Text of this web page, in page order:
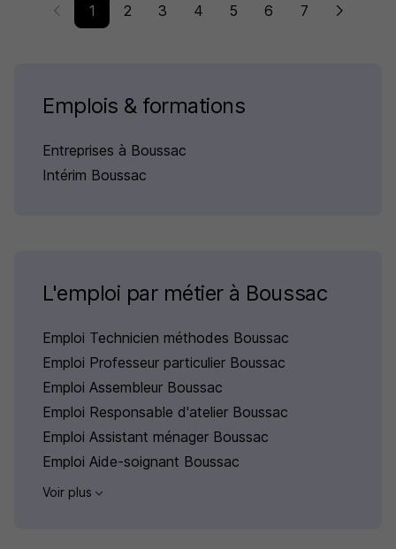
1 2 3 4 5 6 7
Emplois & formations
Entreprises à Boussac
Intérim Boussac
L'emploi par métier à Boussac
Emploi Technicien méthodes Boussac
Emploi Professeur particulier Boussac
Emploi Assembleur Boussac
Emploi Responsable d'atelier Boussac
Emploi Assistant ménager Boussac
Emploi Aide-soignant Boussac
Voir plus